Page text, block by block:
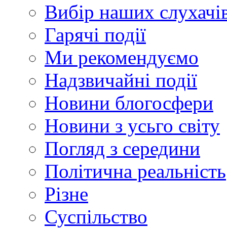
Вибір наших
Гарячі події
Ми рекомендуємо
Надзвичайні події
Новини блогосфери
Новини з усьго світу
Погляд з середини
Політична реальність
Різне
Суспільство